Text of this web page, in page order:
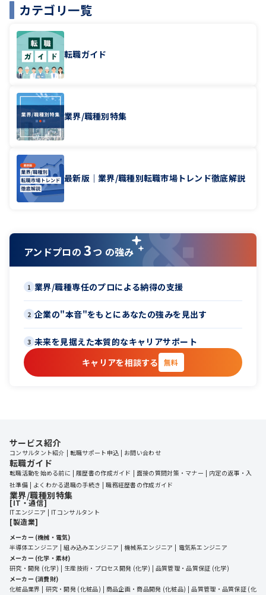
カテゴリ一覧
転職ガイド
業界/職種別特集
最新版｜業界/職種別転職市場トレンド徹底解説
アンドプロの3つ の強み
1 業界/職種専任のプロによる納得の支援
2 企業の"本音"をもとにあなたの強みを見出す
3 未来を見据えた本質的なキャリアサポート
キャリアを相談する
無料
サービス紹介
コンサルタント紹介 転職サポート申込 お問い合わせ
転職ガイド
転職活動を始める前に 履歴書の作成ガイド 面接の質問対策・マナー
内定の返事・入
社準備
よくわかる退職の手続き 職務経歴書の作成ガイド
業界/職種別特集
[IT・通信]
ITエンジニア ITコンサルタント
[製造業]
メーカー (機械・電気)
半導体エンジニア
組み込みエンジニア 機械系エンジニア
電気系エンジニア
メーカー (化学・素材)
研究・開発 (化学)
生産技術・プロセス開発 (化学)
品質管理・品質保証 (化学)
メーカー (消費財)
化粧品業界
研究・開発 (化粧品) 商品企画・商品開発 (化粧品)
品質管理・品質保証 (化